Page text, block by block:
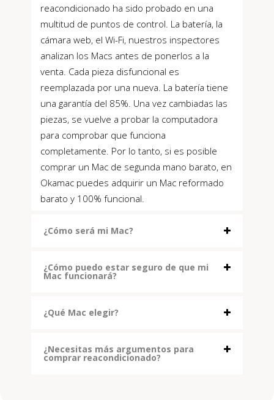
reacondicionado ha sido probado en una
multitud de puntos de control. La batería, la
cámara web, el Wi-Fi, nuestros inspectores
analizan los Macs antes de ponerlos a la
venta. Cada pieza disfuncional es
reemplazada por una nueva. La batería tiene
una garantía del 85%. Una vez cambiadas las
piezas, se vuelve a probar la computadora
para comprobar que funciona
completamente. Por lo tanto, si es posible
comprar un Mac de segunda mano barato, en
Okamac puedes adquirir un Mac reformado
barato y 100% funcional.
¿Cómo será mi Mac?
¿Cómo puedo estar seguro de que mi
Mac funcionará?
¿Qué Mac elegir?
¿Necesitas más argumentos para
comprar reacondicionado?